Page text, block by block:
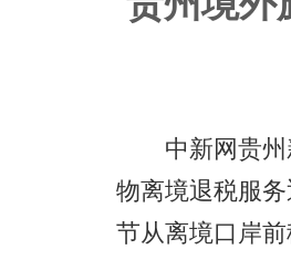
中新网贵州
物离境退税服
节从离境口岸